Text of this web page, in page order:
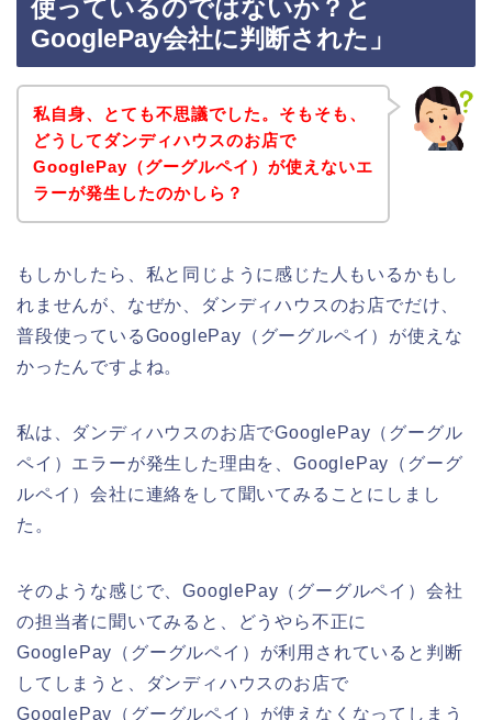
使っているのではないか？と
GooglePay会社に判断された」
私自身、とても不思議でした。そもそも、
どうしてダンディハウスのお店で
GooglePay（グーグルペイ）が使えないエ
ラーが発生したのかしら？
もしかしたら、私と同じように感じた人もいるかもし
れませんが、なぜか、ダンディハウスのお店でだけ、
普段使っているGooglePay（グーグルペイ）が使えな
かったんですよね。
私は、ダンディハウスのお店でGooglePay（グーグル
ペイ）エラーが発生した理由を、GooglePay（グーグ
ルペイ）会社に連絡をして聞いてみることにしまし
た。
そのような感じで、GooglePay（グーグルペイ）会社
の担当者に聞いてみると、どうやら不正に
GooglePay（グーグルペイ）が利用されていると判断
してしまうと、ダンディハウスのお店で
GooglePay（グーグルペイ）が使えなくなってしまう